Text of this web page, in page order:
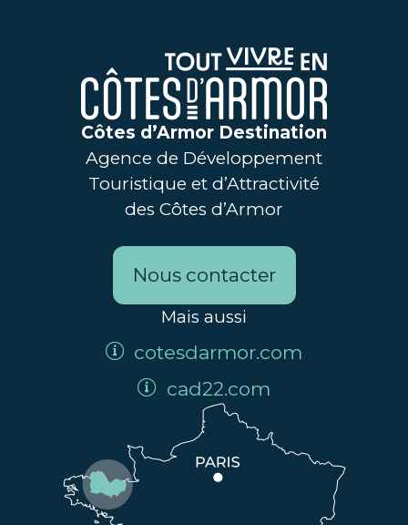
Côtes d’Armor Destination
Agence de Développement
Touristique et d’Attractivité
des Côtes d’Armor
Nous contacter
Mais aussi
cotesdarmor.com
cad22.com